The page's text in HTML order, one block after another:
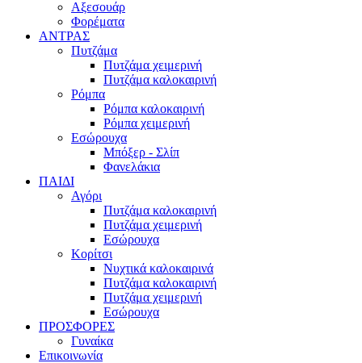
Αξεσουάρ
Φορέματα
ΑΝΤΡΑΣ
Πυτζάμα
Πυτζάμα χειμερινή
Πυτζάμα καλοκαιρινή
Ρόμπα
Ρόμπα καλοκαιρινή
Ρόμπα χειμερινή
Εσώρουχα
Μπόξερ - Σλίπ
Φανελάκια
ΠΑΙΔΙ
Αγόρι
Πυτζάμα καλοκαιρινή
Πυτζάμα χειμερινή
Εσώρουχα
Κορίτσι
Νυχτικά καλοκαιρινά
Πυτζάμα καλοκαιρινή
Πυτζάμα χειμερινή
Εσώρουχα
ΠΡΟΣΦΟΡΕΣ
Γυναίκα
Επικοινωνία